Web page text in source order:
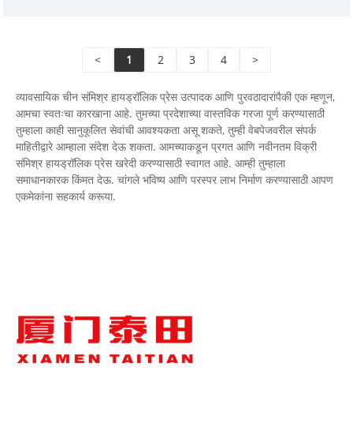
लीड वेळ: 4-5 महिने
< 1 2 3 4 >
व्यावसायिक चीन संमिश्र हायड्रॉलिक प्रेस उत्पादक आणि पुरवठादारांपैकी एक म्हणून,
आमचा स्वतःचा कारखाना आहे. तुमच्या प्रदेशाच्या वास्तविक गरजा पूर्ण करण्यासाठी
तुम्हाला काही सानुकूलित सेवांची आवश्यकता असू शकते, तुम्ही वेबपेजवरील संपर्क
माहितीद्वारे आम्हाला संदेश देऊ शकता. आमच्याकडून प्रगत आणि नवीनतम विक्री
संमिश्र हायड्रॉलिक प्रेस खरेदी करण्यासाठी स्वागत आहे. आम्ही तुम्हाला
समाधानकारक किंमत देऊ. चांगले भविष्य आणि परस्पर लाभ निर्माण करण्यासाठी आपण
एकमेकांना सहकार्य करूया.